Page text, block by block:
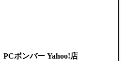
PCボンバー Yahoo!店